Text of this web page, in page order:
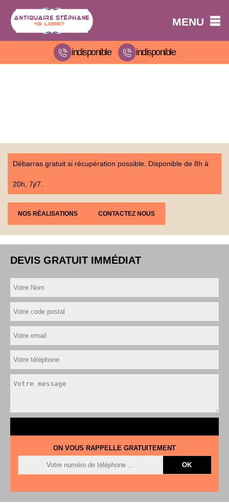
MENU
indisponible indisponible
Débarras gratuit si récupération possible. Disponible de 8h à
20h, 7j/7.
NOS RÉALISATIONS CONTACTEZ NOUS
DEVIS GRATUIT IMMÉDIAT
ON VOUS RAPPELLE GRATUITEMENT